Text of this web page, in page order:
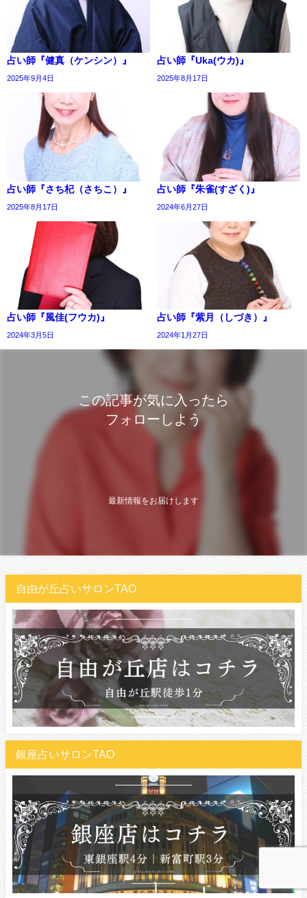
占い師『健真（ケンシン）』
2025年9月4日
占い師『Uka(ウカ)』
2025年8月17日
占い師『さち杞（さちこ）』
2025年8月17日
占い師『朱雀(すざく)』
2024年6月27日
占い師『風佳(フウカ)』
2024年3月5日
占い師『紫月（しづき）』
2024年1月27日
この記事が気に入ったら
フォローしよう
最新情報をお届けします
自由が丘占いサロンTAO
銀座占いサロンTAO